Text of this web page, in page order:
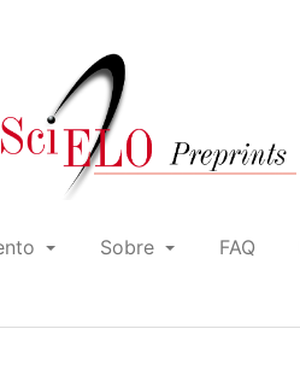
Sobre FAQ